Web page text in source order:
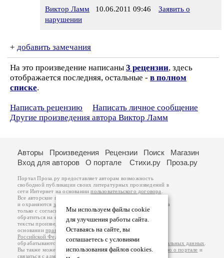
Виктор Ламм 10.06.2011 09:46
Заявить о
нарушении
+ добавить замечания
На это произведение написаны 3 рецензии, здесь
отображается последняя, остальные - в полном
списке.
Написать рецензию
Написать личное сообщение
Другие произведения автора Виктор Ламм
Мы используем файлы cookie
для улучшения работы сайта.
Оставаясь на сайте, вы
соглашаетесь с условиями
использования файлов cookies.
Авторы Произведения Рецензии Поиск
Магазин
Вход для авторов
О портале Стихи.ру Проза.ру
Портал Проза.ру предоставляет авторам возможность
свободной публикации своих литературных произведений в
сети Интернет на основаниипользовательского договора
Все авторские права на произведения принадлежат авторам
и охраняются законом
. Перепечатка произведений возможна
только с согласия его автора, к которому вы можете
обратиться на его авторской странице. Ответственность за
тексты произведений авторы несут самостоятельно на
основанииправил публикацииизаконодательства
Российской Федерации
обрабатываются на основанииПолитики обработки персональных данных
Вы также можете посмотреть более подробнуюинформацию о портале и
связаться с администрацией